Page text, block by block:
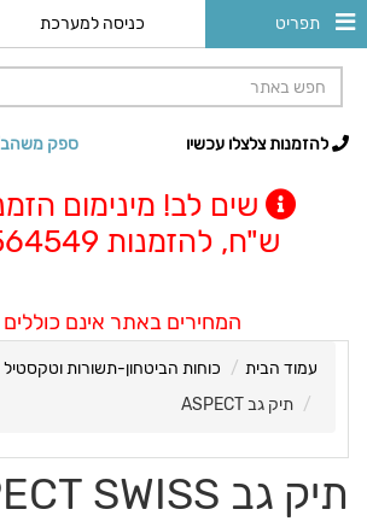
תפריט כניסה למערכת
ספק משהב"ט להזמנות צלצלו עכשיו
ש"ח, להזמנות 08-8564549
המחירים באתר אינם
עמוד הבית
כוחות הביטחון-תשורות
תיק גב ASPECT
תיק גב ASPECT SWISS